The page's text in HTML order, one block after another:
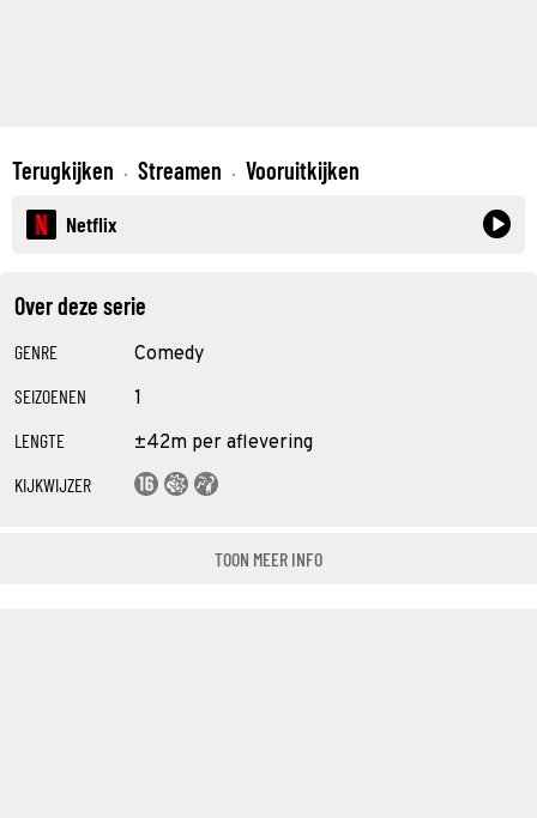
Over deze serie
GENRE Comedy
SEIZOENEN 1
LENGTE ±42m per aflevering
KIJKWIJZER
TOON MEER INFO
Terugkijken · Streamen · Vooruitkijken
Netflix